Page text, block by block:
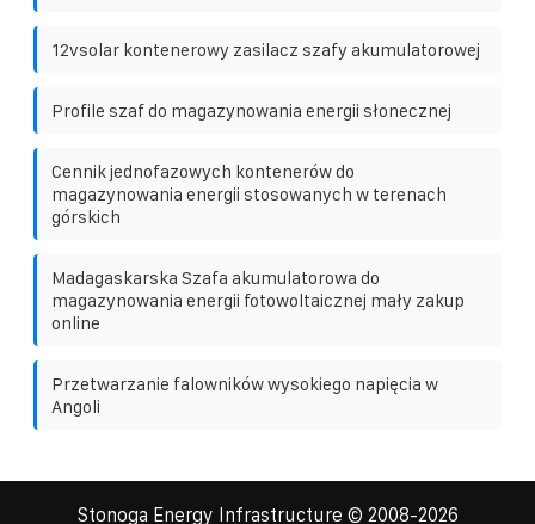
12vsolar kontenerowy zasilacz szafy akumulatorowej
Profile szaf do magazynowania energii słonecznej
Cennik jednofazowych kontenerów do
magazynowania energii stosowanych w terenach
górskich
Madagaskarska Szafa akumulatorowa do
magazynowania energii fotowoltaicznej mały zakup
online
Przetwarzanie falowników wysokiego napięcia w
Angoli
Stonoga Energy Infrastructure © 2008-2026